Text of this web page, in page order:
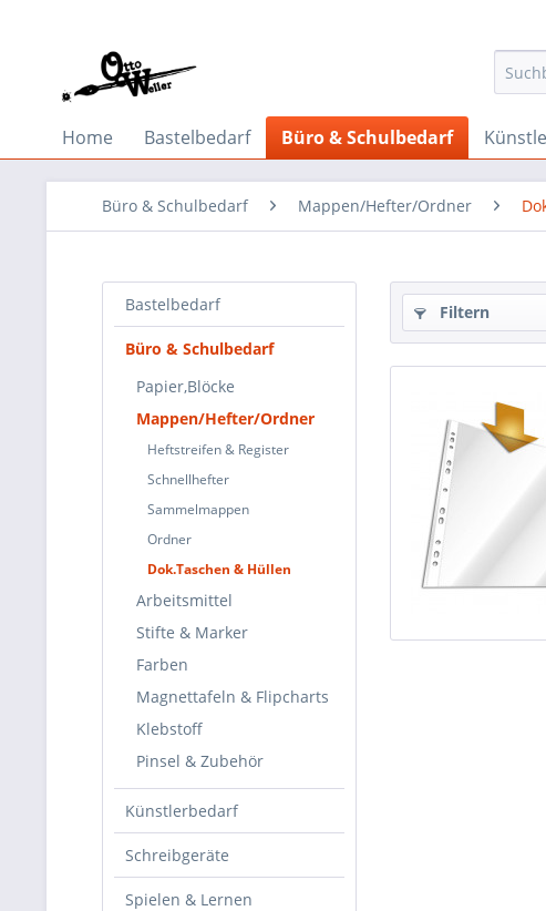
Home Bastelbedarf Büro & Schulbedarf
Büro & Schulbedarf Mappen/Hefter/Ordner
Bastelbedarf
Büro & Schulbedarf
Papier,Blöcke
Mappen/Hefter/Ordner
Heftstreifen & Register
Schnellhefter
Sammelmappen
Ordner
Dok.Taschen & Hüllen
Arbeitsmittel
Stifte & Marker
Farben
Magnettafeln & Flipcharts
Klebstoff
Pinsel & Zubehör
Künstlerbedarf
Schreibgeräte
Spielen & Lernen
Filtern